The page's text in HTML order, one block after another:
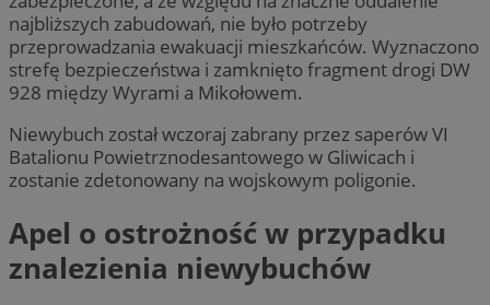
najbliższych zabudowań, nie było potrzeby
przeprowadzania ewakuacji mieszkańców. Wyznaczono
strefę bezpieczeństwa i zamknięto fragment drogi DW
928 między Wyrami a Mikołowem.
Niewybuch został wczoraj zabrany przez saperów VI
Batalionu Powietrznodesantowego w Gliwicach i
zostanie zdetonowany na wojskowym poligonie.
Apel o ostrożność w przypadku
znalezienia niewybuchów